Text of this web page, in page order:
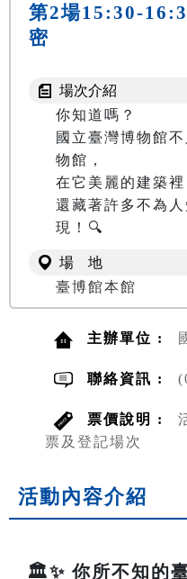
第2場15:30-
密
場次介紹
你知道嗎？
國立臺灣博物館
物館，
在它美麗的建築裡
還藏著許多不為
現！🔍
場 地
臺博館本館
主辦單位 :
聯絡資訊 :
票價說明 :
票及登記場次
活動內容介紹
🏛️✨ 你所不知的